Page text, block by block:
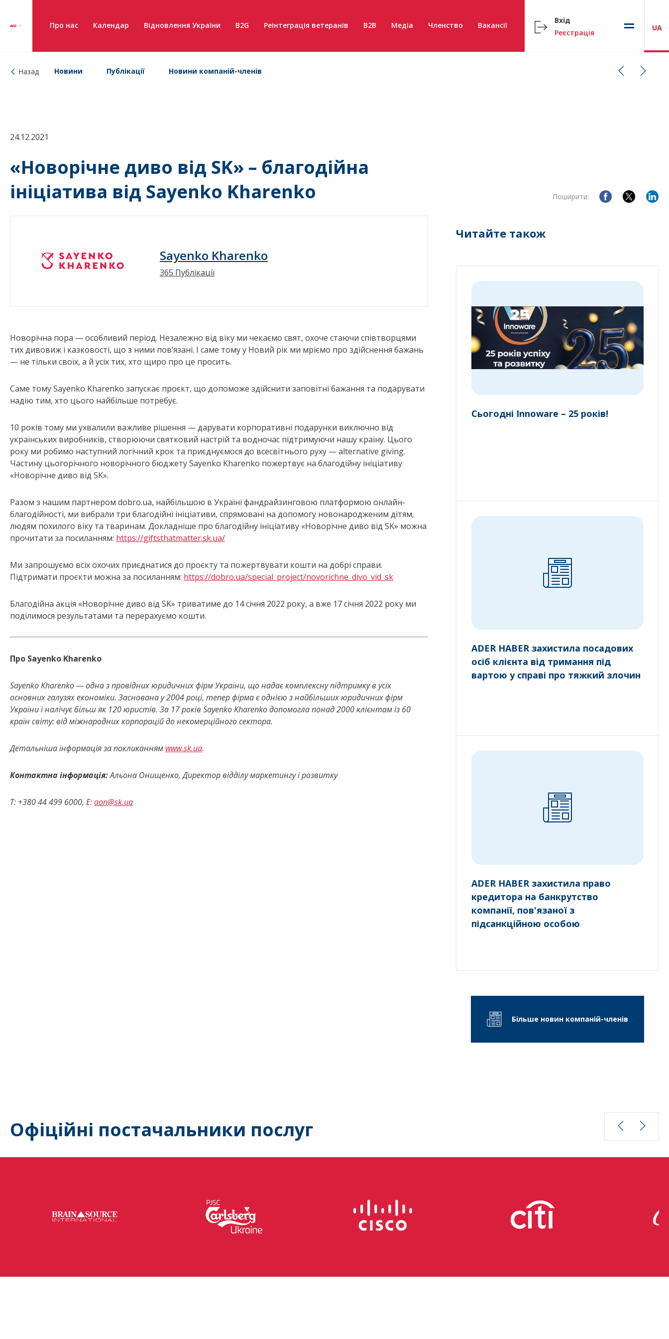
Про нас Календар Відновлення України B2G Реінтеграція ветеранів B2B Медіа Членство Вакансії
Вхід
Реєстрація
UA
Назад Новини Публікації Новини компаній-членів
24.12.2021
«Новорічне диво від SK» – благодійна
ініціатива від Sayenko Kharenko
Поширити:
Sayenko Kharenko
365 Публікації
Новорічна пора — особливий період. Незалежно від віку ми чекаємо свят, охоче стаючи співтворцями
тих дивовиж і казковості, що з ними пов’язані. І саме тому у Новий рік ми мріємо про здійснення бажань
— не тільки своїх, а й усіх тих, хто щиро про це просить.
Саме тому Sayenko Kharenko запускає проєкт, що допоможе здійснити заповітні бажання та подарувати
надію тим, хто цього найбільше потребує.
10 років тому ми ухвалили важливе рішення — дарувати корпоративні подарунки виключно від
українських виробників, створюючи святковий настрій та водночас підтримуючи нашу країну. Цього
року ми робимо наступний логічний крок та приєднуємося до всесвітнього руху — alternative giving.
Частину цьогорічного новорічного бюджету Sayenko Kharenko пожертвує на благодійну ініціативу
«Новорічне диво від SK».
Разом з нашим партнером dobro.ua, найбільшою в Україні фандрайзинговою платформою онлайн-
благодійності, ми вибрали три благодійні ініціативи, спрямовані на допомогу новонародженим дітям,
людям похилого віку та тваринам. Докладніше про благодійну ініціативу «Новорічне диво від SK» можна
прочитати за посиланням: https://giftsthatmatter.sk.ua/
Ми запрошуємо всіх охочих приєднатися до проєкту та пожертвувати кошти на добрі справи.
Підтримати проєкти можна за посиланням: https://dobro.ua/special_project/novorichne_divo_vid_sk
Благодійна акція «Новорічне диво від SK» триватиме до 14 січня 2022 року, а вже 17 січня 2022 року ми
поділимося результатами та перерахуємо кошти.
Про Sayenko Kharenko
Sayenko Kharenko — одна з провідних юридичних фірм України, що надає комплексну підтримку в усіх
основних галузях економіки. Заснована у 2004 році, тепер фірма є однією з найбільших юридичних фірм
України і налічує більш як 120 юристів. За 17 років Sayenko Kharenko допомогла понад 2000 клієнтам із 60
країн світу: від міжнародних корпорацій до некомерційного сектора.
Детальніша інформація за покликанням www.sk.ua.
Контактна інформація:Альона Онищенко, Директор відділу маркетингу і розвитку
T: +380 44 499 6000, E:aon@sk.ua
Читайте також
Сьогодні Innoware – 25 років!
ADER HABER захистила посадових
осіб клієнта від тримання під
вартою у справі про тяжкий злочин
ADER HABER захистила право
кредитора на банкрутство
компанії, пов'язаної з
підсанкційною особою
Більше новин компаній-членів
Офіційні постачальники послуг